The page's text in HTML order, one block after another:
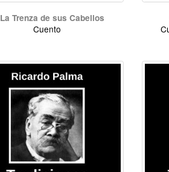
La Trenza de sus Cabellos
Cuento